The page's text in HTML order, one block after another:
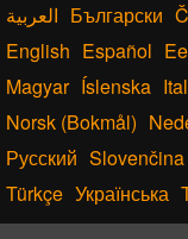
Български
English Español
Magyar Íslenska
Norsk (Bokmål)
Русский Slovenčina
Türkçe Українська